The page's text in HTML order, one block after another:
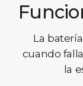
La
cuando
la